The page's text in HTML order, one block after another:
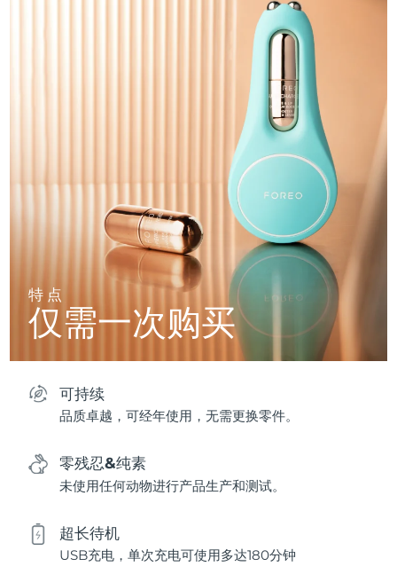
特点
仅需一次购买
可持续
品质卓越，可经年使用，无需更换零件。
零残忍&纯素
未使用任何动物进行产品生产和测试。
超长待机
USB充电，单次充电可使用多达180分钟